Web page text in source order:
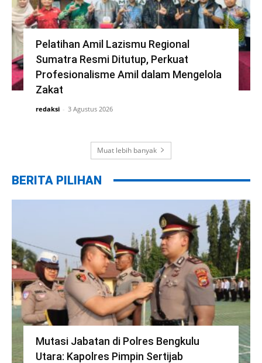
Pelatihan Amil Lazismu Regional
Sumatra Resmi Ditutup, Perkuat
Profesionalisme Amil dalam Mengelola
Zakat
redaksi - 3 Agustus 2026
Muat lebih banyak
BERITA PILIHAN
Mutasi Jabatan di Polres Bengkulu
Utara: Kapolres Pimpin Sertijab